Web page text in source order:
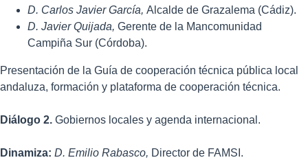
D. Carlos Javier García, Alcalde de Grazalema (Cádiz).
D. Javier Quijada, Gerente de la Mancomunidad
Campiña Sur (Córdoba).
Presentación de la Guía de cooperación técnica pública local
andaluza, formación y plataforma de cooperación técnica.
Diálogo 2. Gobiernos locales y agenda internacional.
Dinamiza: D. Emilio Rabasco, Director de FAMSI.